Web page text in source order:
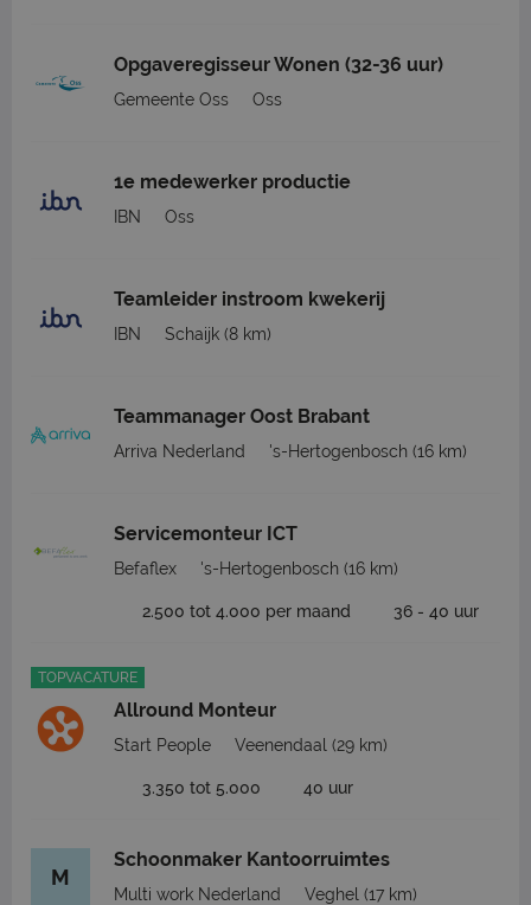
Opgaveregisseur Wonen (32-36 uur)
Gemeente Oss Oss
1e medewerker productie
IBN Oss
Teamleider instroom kwekerij
IBN Schaijk (8 km)
Teammanager Oost Brabant
Arriva Nederland 's-Hertogenbosch (16 km)
Servicemonteur ICT
Befaflex 's-Hertogenbosch (16 km)
2.500 tot 4.000 per maand 36 - 40 uur
TOPVACATURE
Allround Monteur
Start People Veenendaal (29 km)
3.350 tot 5.000 40 uur
M
Schoonmaker Kantoorruimtes
Multi work Nederland Veghel (17 km)